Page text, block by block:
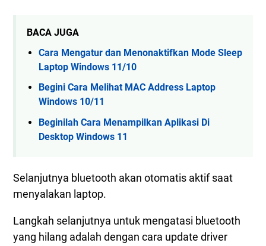
BACA JUGA
Cara Mengatur dan Menonaktifkan Mode Sleep
Laptop Windows 11/10
Begini Cara Melihat MAC Address Laptop
Windows 10/11
Beginilah Cara Menampilkan Aplikasi Di
Desktop Windows 11
Selanjutnya bluetooth akan otomatis aktif saat
menyalakan laptop.
Langkah selanjutnya untuk mengatasi bluetooth
yang hilang adalah dengan cara update driver